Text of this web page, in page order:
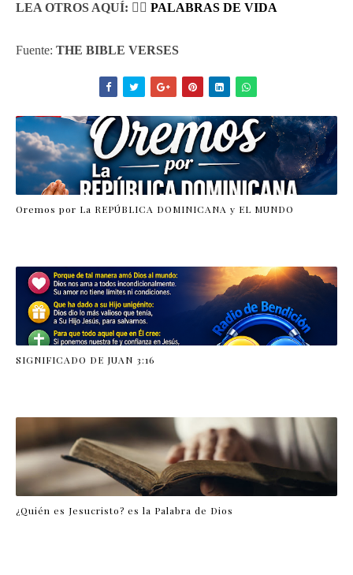
LEA OTROS AQUÍ: 👉🏼 PALABRAS DE VIDA
Fuente: THE BIBLE VERSES
Oremos por La REPÚBLICA DOMINICANA y EL MUNDO
SIGNIFICADO DE JUAN 3:16
¿Quién es Jesucristo? es la Palabra de Dios